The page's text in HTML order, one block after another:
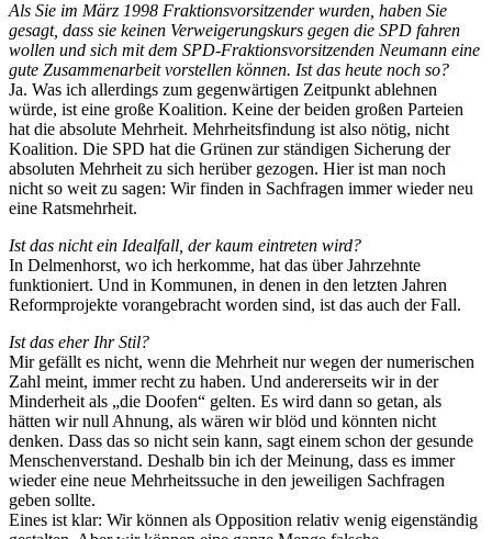
Als Sie im März 1998 Fraktionsvorsitzender wurden, haben Sie
gesagt, dass sie keinen Verweigerungskurs gegen die SPD fahren
wollen und sich mit dem SPD-Fraktionsvorsitzenden Neumann eine
gute Zusammenarbeit vorstellen können. Ist das heute noch so?
Ja. Was ich allerdings zum gegenwärtigen Zeitpunkt ablehnen
würde, ist eine große Koalition. Keine der beiden großen Parteien
hat die absolute Mehrheit. Mehrheitsfindung ist also nötig, nicht
Koalition. Die SPD hat die Grünen zur ständigen Sicherung der
absoluten Mehrheit zu sich herüber gezogen. Hier ist man noch
nicht so weit zu sagen: Wir finden in Sachfragen immer wieder neu
eine Ratsmehrheit.
Ist das nicht ein Idealfall, der kaum eintreten wird?
In Delmenhorst, wo ich herkomme, hat das über Jahrzehnte
funktioniert. Und in Kommunen, in denen in den letzten Jahren
Reformprojekte vorangebracht worden sind, ist das auch der Fall.
Ist das eher Ihr Stil?
Mir gefällt es nicht, wenn die Mehrheit nur wegen der numerischen
Zahl meint, immer recht zu haben. Und andererseits wir in der
Minderheit als „die Doofen“ gelten. Es wird dann so getan, als
hätten wir null Ahnung, als wären wir blöd und könnten nicht
denken. Dass das so nicht sein kann, sagt einem schon der gesunde
Menschenverstand. Deshalb bin ich der Meinung, dass es immer
wieder eine neue Mehrheitssuche in den jeweiligen Sachfragen
geben sollte.
Eines ist klar: Wir können als Opposition relativ wenig eigenständig